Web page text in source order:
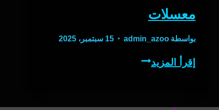
معسلات
بواسطة admin_azoo 15 سبتمبر، 2025
إقرأ المزيدمعسلات